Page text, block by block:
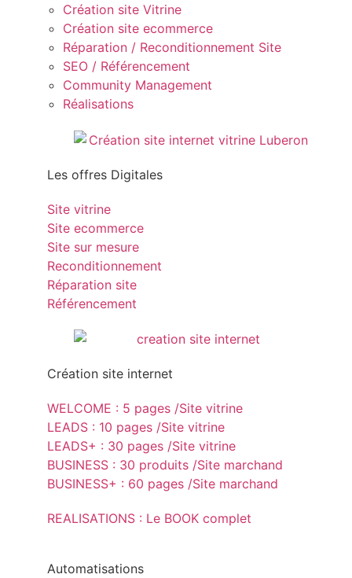
Création site Vitrine
Création site ecommerce
Réparation / Reconditionnement Site
SEO / Référencement
Community Management
Réalisations
Les offres Digitales
Site vitrine
Site ecommerce
Site sur mesure
Reconditionnement
Réparation site
Référencement
Création site internet
WELCOME : 5 pages /Site vitrine
LEADS : 10 pages /Site vitrine
LEADS+ : 30 pages /Site vitrine
BUSINESS : 30 produits /Site marchand
BUSINESS+ : 60 pages /Site marchand
REALISATIONS : Le BOOK complet
Automatisations